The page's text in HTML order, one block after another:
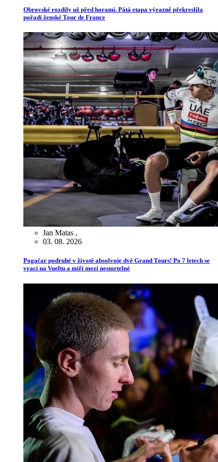
Obrovské rozdíly už před horami. Pátá etapa výrazně překreslila
pořadí ženské Tour de France
Jan Matas ,
03. 08. 2026
Pogačar podruhé v životě absolvuje dvě Grand Tours! Po 7 letech se
vrací na Vueltu a míří mezi nesmrtelné